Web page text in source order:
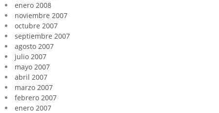
enero 2008
noviembre 2007
octubre 2007
septiembre 2007
agosto 2007
julio 2007
mayo 2007
abril 2007
marzo 2007
febrero 2007
enero 2007